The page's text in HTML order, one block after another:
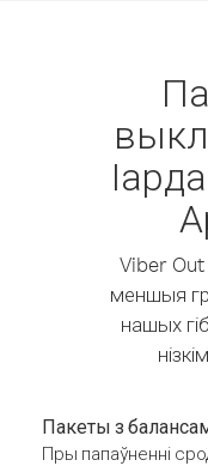
Viber Out
меншыя
нашых
Пакеты з
Пры папаўненні